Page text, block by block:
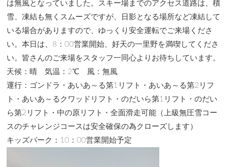
は無風となっていました。スキー場までのアクセス道路は、積
雪、凍結も無くスムーズですが、日影となる場所など凍結して
いる場合がありますので、ゆっくり安全運転でご来場くださ
い。本日は、8：00営業開始、好天の一里野を満喫してくださ
い。皆さんのご来場をスタッフ一同心よりお待ちしています。
天候：晴 気温：2℃ 風：無風
運行：ゴンドラ・あいあ～る第1リフト・あいあ～る第2リフ
ト・あいあ～るクワッドリフト・のだいら第1リフト・のだい
ら第2リフト・中の原リフト・全面滑走可能（上級無圧雪コー
スのチャレンジコースは安全確保の為クローズします）
キッズパーク：10：00営業開始予定